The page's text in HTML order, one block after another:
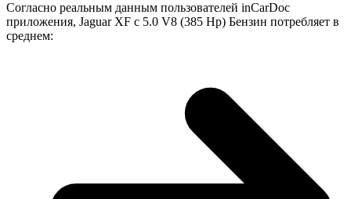
Согласно реальным данным пользователей inCarDoc
приложения, Jaguar XF с 5.0 V8 (385 Hp) Бензин потребляет в
среднем: